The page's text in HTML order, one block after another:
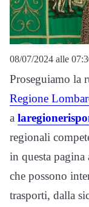
08/07/2024 alle
Proseguiamo la
Regione
a
regionali
in questa pagina
che possono
trasporti, dalla